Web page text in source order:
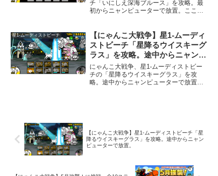
チ「いにしえ深海ブルース」を攻略。最
初からニャンピューターで放置。ここで
す。
星1-ムーディストビーチ
【にゃんこ大戦争】星1-ムーディ
ストビーチ「星降るウイスキーグ
ラス」を攻略。途中からニャンピ
ューターで放置。
にゃんこ大戦争、星1-ムーディストビー
チの「星降るウイスキーグラス」を攻
略。途中からニャンピューターで放置。
ル」2体を倒してから城を破壊していま
す。
【にゃんこ大戦争】星1-ムーディストビーチ「星
降るウイスキーグラス」を攻略。途中からニャン
ピューターで放置。